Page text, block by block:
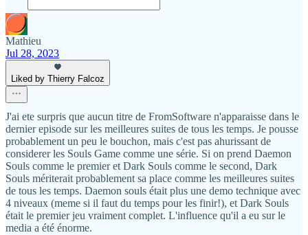
Mathieu
Jul 28, 2023
Liked by Thierry Falcoz
J'ai ete surpris que aucun titre de FromSoftware n'apparaisse dans le
dernier episode sur les meilleures suites de tous les temps. Je pousse
probablement un peu le bouchon, mais c'est pas ahurissant de
considerer les Souls Game comme une série. Si on prend Daemon
Souls comme le premier et Dark Souls comme le second, Dark
Souls mériterait probablement sa place comme les meilleures suites
de tous les temps. Daemon souls était plus une demo technique avec
4 niveaux (meme si il faut du temps pour les finir!), et Dark Souls
était le premier jeu vraiment complet. L'influence qu'il a eu sur le
media a été énorme.